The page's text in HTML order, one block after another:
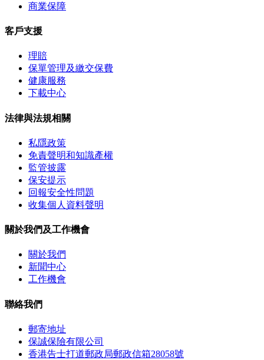
商業保障
客戶支援
理賠
保單管理及繳交保費
健康服務
下載中心
法律與法規相關
私隱政策
免責聲明和知識產權
監管披露
保安提示
回報安全性問題
收集個人資料聲明
關於我們及工作機會
關於我們
新聞中心
工作機會
聯絡我們
郵寄地址
保誠保險有限公司
香港告士打道郵政局郵政信箱28058號